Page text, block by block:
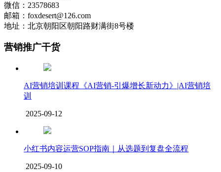
微信：23578683
邮箱：foxdesert@126.com
地址：北京朝阳区朝阳路财满街8号楼
营销推广干货
AI营销培训课程《AI营销-引爆增长新动力》|AI营销培
训
2025-09-12
小红书内容运营SOP指南｜从选题到复盘全流程
2025-09-10